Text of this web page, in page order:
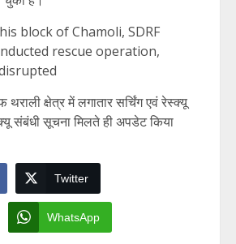
block of Chamoli, SDRF
rescue operation,
क्षेत्र में लगातार सर्चिंग एवं रेस्क्यू
संबंधी सूचना मिलते ही अपडेट किया
Twitter
WhatsApp